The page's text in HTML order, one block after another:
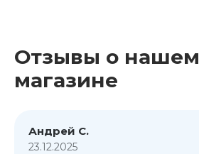
Отзывы о нашем
магазине
Андрей С.
23.12.2025